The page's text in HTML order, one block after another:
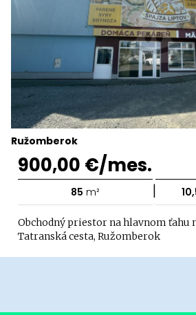
Ružomberok
900,00 €/mes.
85 m² |
Obchodný priestor na hlavnom ťahu
Tatranská cesta, Ružomberok